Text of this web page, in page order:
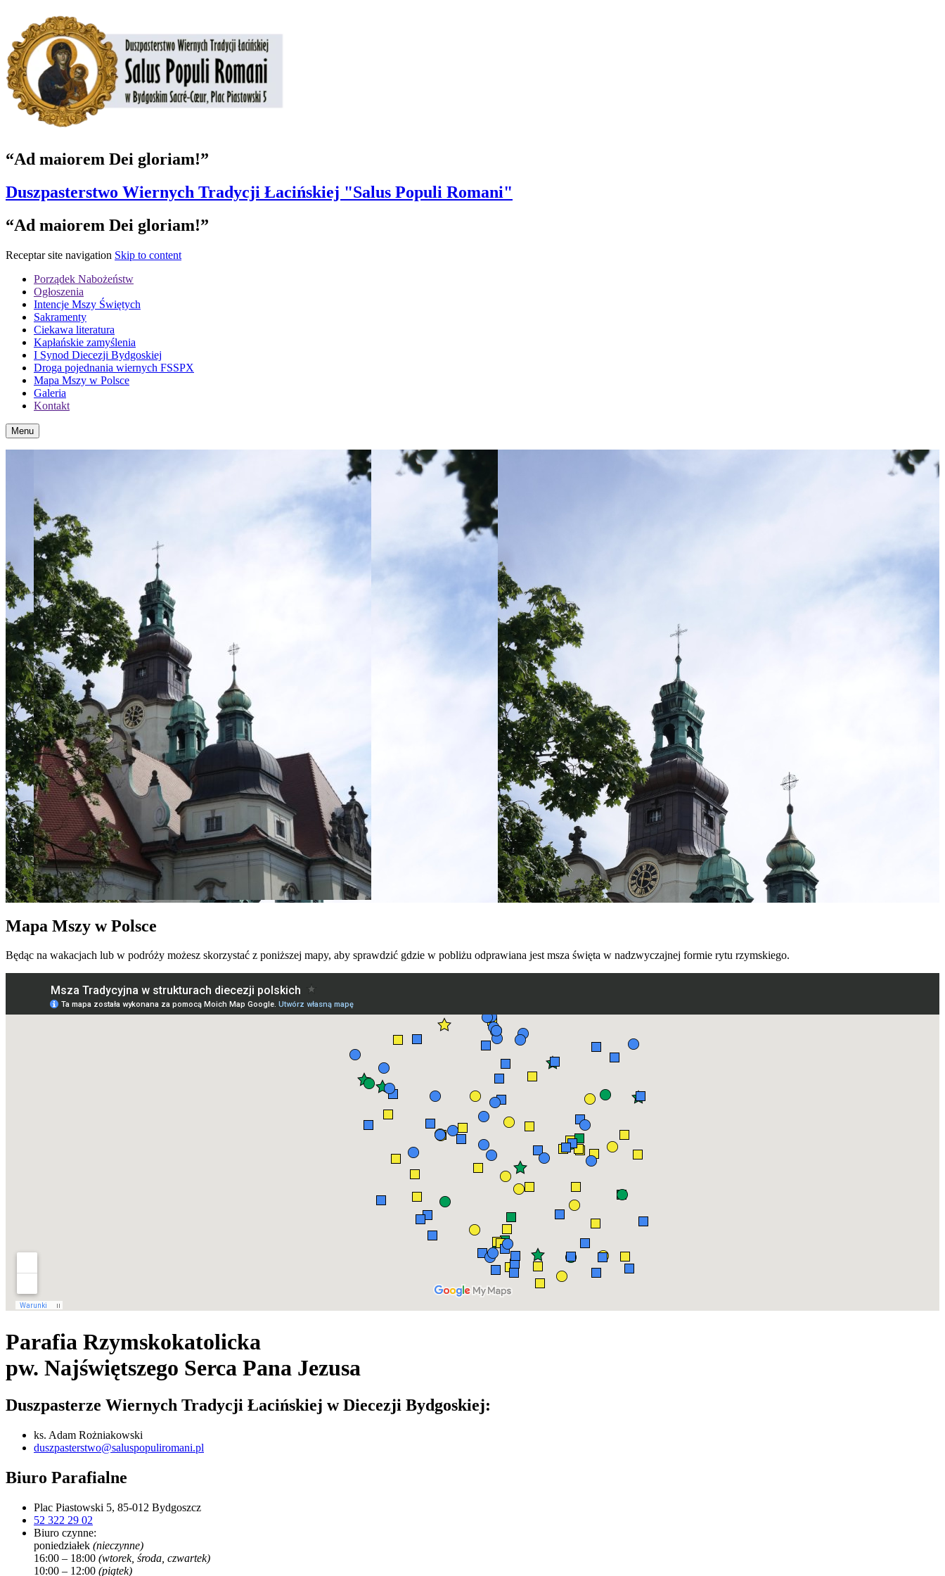
“Ad maiorem Dei gloriam!”
Duszpasterstwo Wiernych Tradycji Łacińskiej "Salus Populi Romani"
“Ad maiorem Dei gloriam!”
Receptar site navigation Skip to content
Porządek Nabożeństw
Ogłoszenia
Intencje Mszy Świętych
Sakramenty
Ciekawa literatura
Kapłańskie zamyślenia
I Synod Diecezji Bydgoskiej
Droga pojednania wiernych FSSPX
Mapa Mszy w Polsce
Galeria
Kontakt
Menu
Mapa Mszy w Polsce
Będąc na wakacjach lub w podróży możesz skorzystać z poniższej mapy, aby sprawdzić gdzie w pobliżu odprawiana jest msza święta w nadzwyczajnej formie rytu rzymskiego.
Parafia Rzymskokatolicka
pw. Najświętszego Serca Pana Jezusa
Duszpasterze Wiernych Tradycji Łacińskiej w Diecezji Bydgoskiej:
ks. Adam Rożniakowski
duszpasterstwo@saluspopuliromani.pl
Biuro Parafialne
Plac Piastowski 5, 85-012 Bydgoszcz
52 322 29 02
Biuro czynne:
poniedziałek (nieczynne)
16:00 – 18:00 (wtorek, środa, czwartek)
10:00 – 12:00 (piątek)